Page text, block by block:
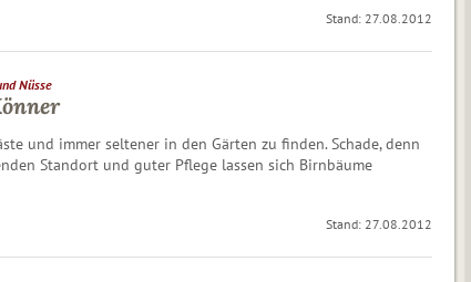
Stand: 27.08.2012
Nüsse
und immer seltener in den Gärten zu finden. Schade, denn
Standort und guter Pflege lassen sich Birnbäume
Stand: 27.08.2012